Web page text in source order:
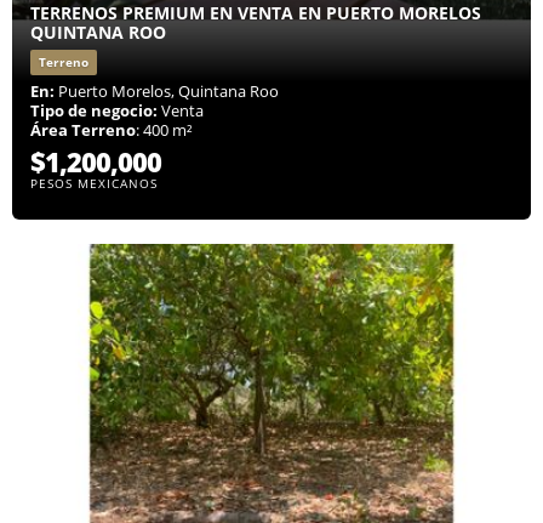
TERRENOS PREMIUM EN VENTA EN PUERTO MORELOS
QUINTANA ROO
Terreno
En: Puerto Morelos, Quintana Roo
Tipo de negocio: Venta
Área Terreno: 400 m²
$1,200,000
PESOS MEXICANOS